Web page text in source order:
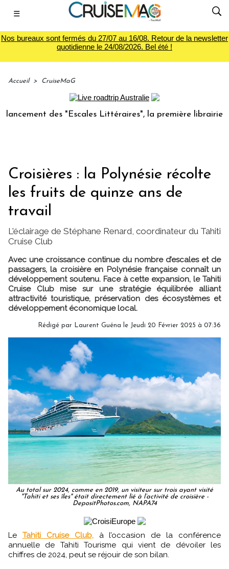
☰
Nos bureaux sont fermés du 27/07 au 16/08. Retour de la newsletter
quotidienne le 24/08/2026. Bel été !
Accueil > CruiseMaG
des "Escales Littéraires", la première librairie du
Croisières : la Polynésie récolte
les fruits de quinze ans de
travail
L'éclairage de Stéphane Renard, coordinateur du Tahiti
Cruise Club
Avec une croissance continue du nombre d’escales et de
passagers, la croisière en Polynésie française connaît un
développement soutenu. Face à cette expansion, le Tahiti
Cruise Club mise sur une stratégie équilibrée alliant
attractivité touristique, préservation des écosystèmes et
développement économique local.
Rédigé par Laurent Guéna le Jeudi 20 Février 2025 à 07:36
Au total sur 2024, comme en 2019, un visiteur sur trois ayant visité
"Tahiti et ses îles" était directement lié à l’activité de croisière -
DepositPhotos.com, NAPA74
Le Tahiti Cruise Club,à l’occasion de la conférence
annuelle de Tahiti Tourisme qui vient de dévoiler les
chiffres de 2024, peut se réjouir de son bilan.